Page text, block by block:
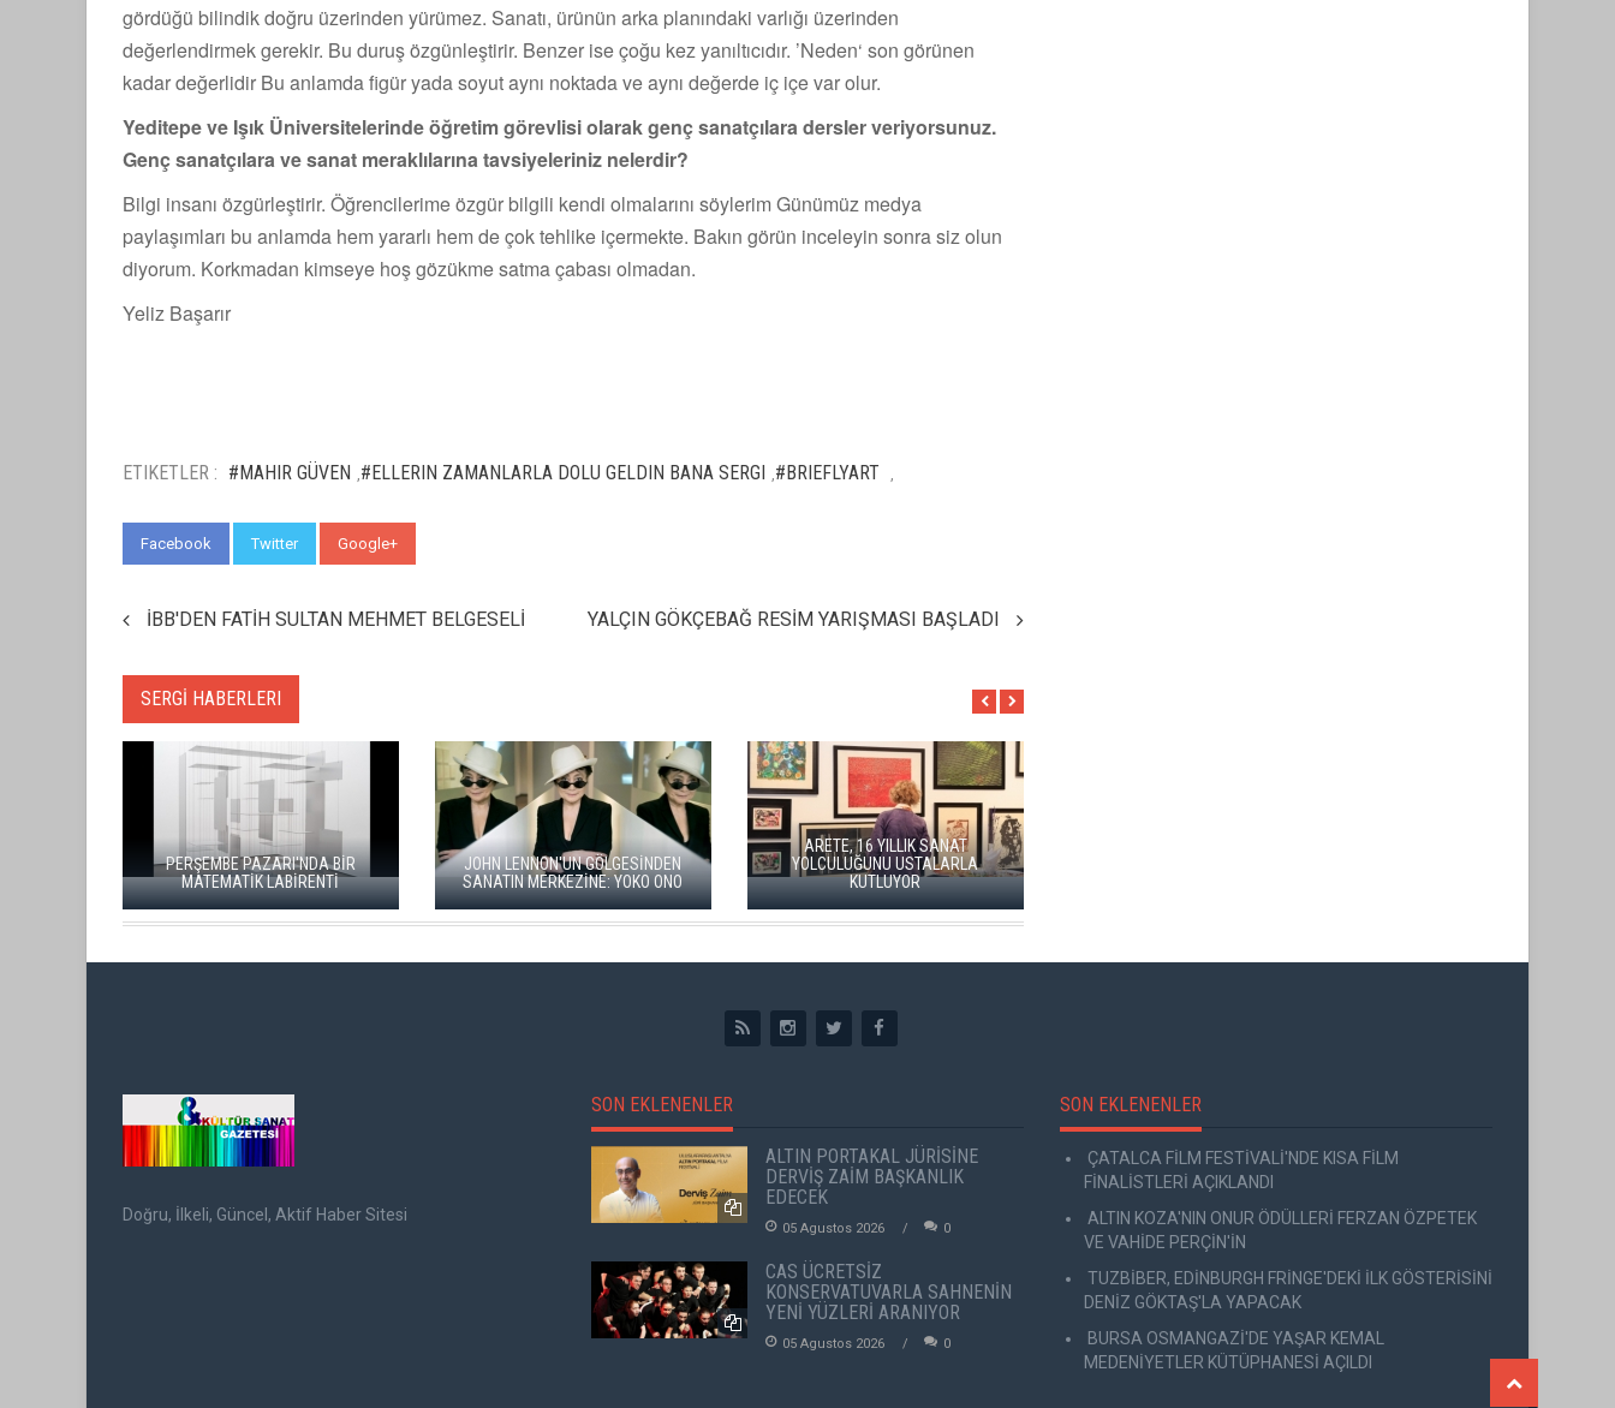
gördüğü bilindik doğru üzerinden yürümez. Sanatı, ürünün arka planındaki varlığı üzerinden
değerlendirmek gerekir. Bu duruş özgünleştirir. Benzer ise çoğu kez yanıltıcıdır. ’Neden‘ son görünen
kadar değerlidir Bu anlamda figür yada soyut aynı noktada ve aynı değerde iç içe var olur.
Yeditepe ve Işık Üniversitelerinde öğretim görevlisi olarak genç sanatçılara dersler veriyorsunuz.
Genç sanatçılara ve sanat meraklılarına tavsiyeleriniz nelerdir?
Bilgi insanı özgürleştirir. Öğrencilerime özgür bilgili kendi olmalarını söylerim Günümüz medya
paylaşımları bu anlamda hem yararlı hem de çok tehlike içermekte. Bakın görün inceleyin sonra siz olun
diyorum. Korkmadan kimseye hoş gözükme satma çabası olmadan.
Yeliz Başarır
ETIKETLER : #MAHIR GÜVEN #ELLERIN ZAMANLARLA DOLU GELDIN BANA SERGI #BRIEFLYART
Facebook Twitter Google+
İBB'DEN FATİH SULTAN MEHMET BELGESELİ YALÇIN GÖKÇEBAĞ RESİM YARIŞMASI BAŞLADI
SERGİ HABERLERI
"ŞEHRİ BİZ ÖĞRENMİYORUZ,
TELEFONUMUZ ÖĞRENİYOR"
BALKANLAR'DAN ALÇITEPE'YE
GÖÇÜN HİKAYESİ: "KÖK HALI"
SERGİSİ AÇILDI
SEÇKİN PİRİM İLE ŞEREFİYE
SARNICI'NDA "DÜN İLE BUGÜN"
SERGİSİ
Doğru, İlkeli, Güncel, Aktif Haber Sitesi
SON EKLENENLER
ALTIN PORTAKAL JÜRİSİNE
DERVİŞ ZAİM BAŞKANLIK
EDECEK
05 Agustos 2026 0
CAS ÜCRETSİZ
KONSERVATUVARLA SAHNENİN
YENİ YÜZLERİ ARANIYOR
05 Agustos 2026 0
SON EKLENENLER
ÇATALCA FİLM FESTİVALİ'NDE KISA FİLM
FİNALİSTLERİ AÇIKLANDI
ALTIN KOZA'NIN ONUR ÖDÜLLERİ FERZAN ÖZPETEK
VE VAHİDE PERÇİN'İN
TUZBİBER, EDİNBURGH FRİNGE'DEKİ İLK GÖSTERİSİNİ
DENİZ GÖKTAŞ'LA YAPACAK
BURSA OSMANGAZİ'DE YAŞAR KEMAL
MEDENİYETLER KÜTÜPHANESİ AÇILDI